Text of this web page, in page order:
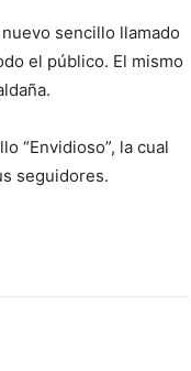
sencillo llamado
el público. El mismo
“Envidioso”, la cual
seguidores.